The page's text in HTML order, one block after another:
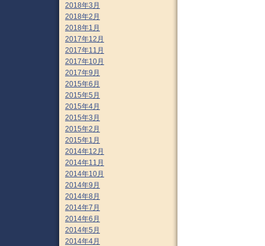
2018年3月
2018年2月
2018年1月
2017年12月
2017年11月
2017年10月
2017年9月
2015年6月
2015年5月
2015年4月
2015年3月
2015年2月
2015年1月
2014年12月
2014年11月
2014年10月
2014年9月
2014年8月
2014年7月
2014年6月
2014年5月
2014年4月